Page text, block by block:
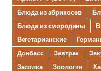
Блюда из абрикосов
Блюда из смородины
В
Вегетарианские
Донбасс
Завтрак
Засолка
Зоология